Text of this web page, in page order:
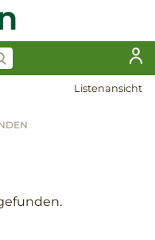
Listenansicht